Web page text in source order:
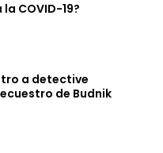
COVID-19?
a detective
de Budnik